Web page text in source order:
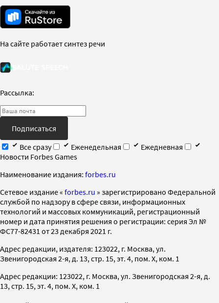
На сайте работает синтез речи
Рассылка:
Подписаться
Все сразу
Еженедельная
Ежедневная
Новости Forbes Games
Наименование издания: forbes.ru
Cетевое издание « forbes.ru » зарегистрировано Федеральной
службой по надзору в сфере связи, информационных
технологий и массовых коммуникаций, регистрационный
номер и дата принятия решения о регистрации: серия Эл №
ФС77-82431 от 23 декабря 2021 г.
Адрес редакции, издателя: 123022, г. Москва, ул.
Звенигородская 2-я, д. 13, стр. 15, эт. 4, пом. X, ком. 1
Адрес редакции: 123022, г. Москва, ул. Звенигородская 2-я, д.
13, стр. 15, эт. 4, пом. X, ком. 1